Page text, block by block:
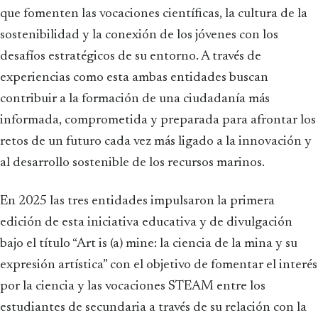
que fomenten las vocaciones científicas, la cultura de la
sostenibilidad y la conexión de los jóvenes con los
desafíos estratégicos de su entorno. A través de
experiencias como esta ambas entidades buscan
contribuir a la formación de una ciudadanía más
informada, comprometida y preparada para afrontar los
retos de un futuro cada vez más ligado a la innovación y
al desarrollo sostenible de los recursos marinos.
En 2025 las tres entidades impulsaron la primera
edición de esta iniciativa educativa y de divulgación
bajo el título “Art is (a) mine: la ciencia de la mina y su
expresión artística” con el objetivo de fomentar el interés
por la ciencia y las vocaciones STEAM entre los
estudiantes de secundaria a través de su relación con la